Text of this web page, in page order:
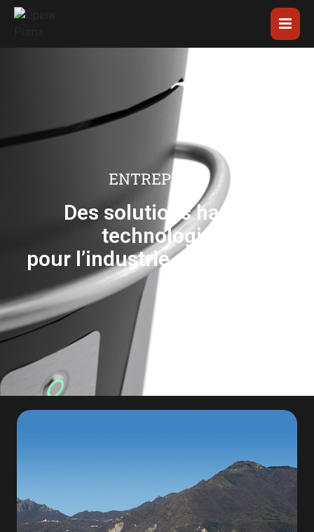
ENTREPRISE
Des solutions haute
technologie
pour l’industrie alimentaire.